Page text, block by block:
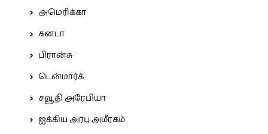
அமெரிக்கா
கனடா
பிரான்சு
டென்மார்க்
சவூதி அரேபியா
ஐக்கிய அரபு அமீரகம்